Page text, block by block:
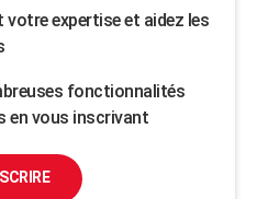
votre expertise et aidez les
fonctionnalités
en vous inscrivant